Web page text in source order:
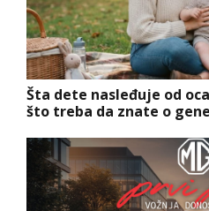
Šta dete nasleđuje od
što treba da znate o